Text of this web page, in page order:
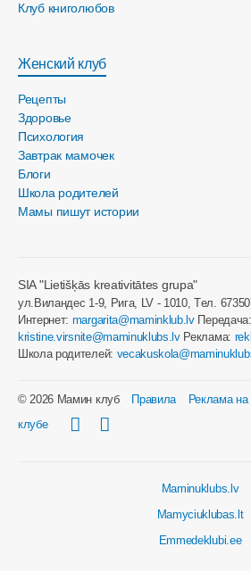
Клуб книголюбов
Женский клуб
Рецепты
Здоровье
Психология
Завтрак мамочек
Блоги
Школа родителей
Мамы пишут истории
SIA "Lietišķās kreativitātes grupa"
ул.Виландес 1-9, Рига, LV - 1010, Tел.
Интернет: margarita@maminklub.lvПередача:
kristine.virsnite@maminuklubs.lvРеклама:
Школа родителей:
© 2026 Мамин клуб Правила Реклама на
клубе
Maminuklubs.lv
Mamyciuklubas.lt
Emmedeklubi.ee